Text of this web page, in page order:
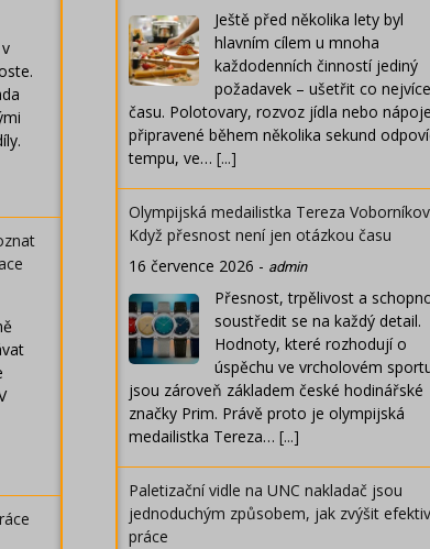
Ještě před několika lety byl
hlavním cílem u mnoha
každodenních činností jediný
požadavek – ušetřit co nejvíce
času. Polotovary, rozvoz jídla nebo nápoje
připravené během několika sekund
tempu, ve… [...]
Olympijská medailistka Tereza
Když přesnost není jen otázkou času
16 července 2026 - admin
Přesnost, trpělivost a
soustředit se na každý detail.
Hodnoty, které rozhodují o
úspěchu ve vrcholovém
jsou zároveň základem české hodinářské
značky Prim. Právě proto je olympijská
medailistka Tereza… [...]
Paletizační vidle na UNC nakladač jsou
jednoduchým způsobem, jak zvýšit
práce